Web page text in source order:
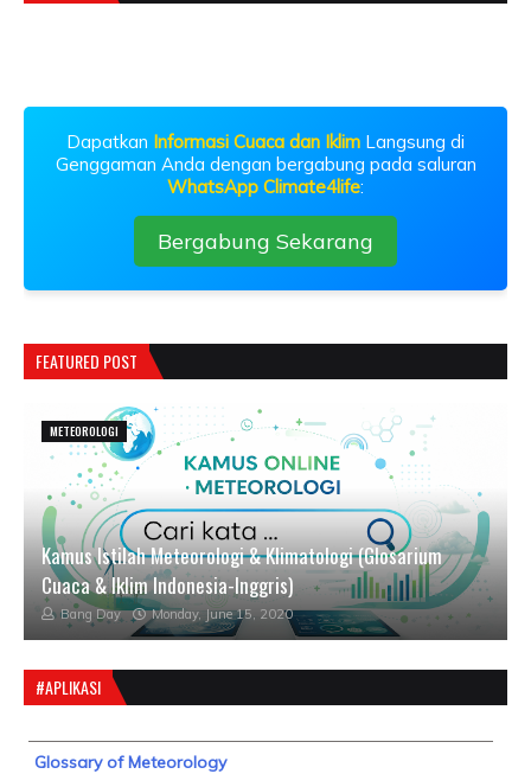
Dapatkan Informasi Cuaca dan Iklim Langsung di
Genggaman Anda dengan bergabung pada saluran
WhatsApp Climate4life:
Bergabung Sekarang
FEATURED POST
METEOROLOGI
Kamus Istilah Meteorologi & Klimatologi (Glosarium
Cuaca & Iklim Indonesia-Inggris)
Bang Day Monday, June 15, 2020
#APLIKASI
Glossary of Meteorology